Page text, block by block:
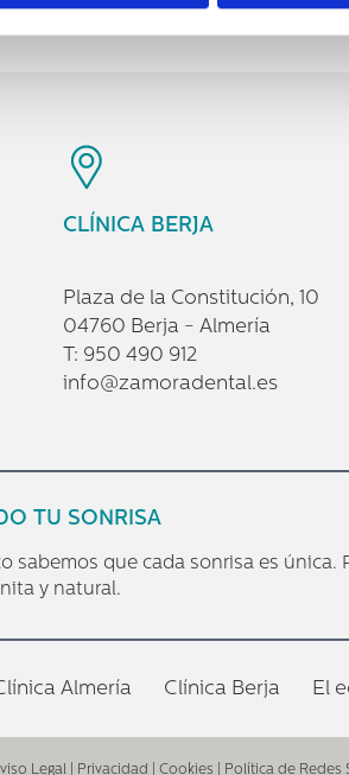
CLÍNICA BERJA
Plaza de la Constitución, 10
04760 Berja - Almería
T: 950 490 912
info@zamoradental.es
TU SONRISA
sabemos que cada sonrisa es
y natural.
Almería Clínica Berja El
Legal Privacidad Cookies Política de Redes